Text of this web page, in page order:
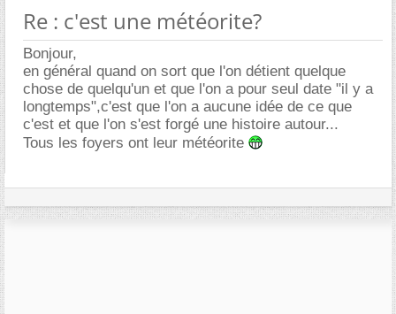
Re : c'est une météorite?
Bonjour,
en général quand on sort que l'on détient quelque
chose de quelqu'un et que l'on a pour seul date "il y a
longtemps",c'est que l'on a aucune idée de ce que
c'est et que l'on s'est forgé une histoire autour...
Tous les foyers ont leur météorite